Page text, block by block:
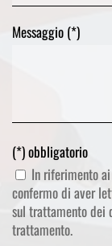
Messaggio (*)
(*) obbligatorio
In riferimento
confermo di aver
sul trattamento dei
trattamento.